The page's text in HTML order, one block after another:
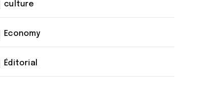
culture
Economy
Éditorial